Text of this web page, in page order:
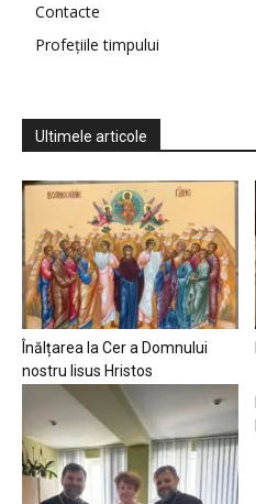
Contacte
Profețiile timpului
Ultimele articole
Înălțarea la Cer a Domnului
nostru Iisus Hristos